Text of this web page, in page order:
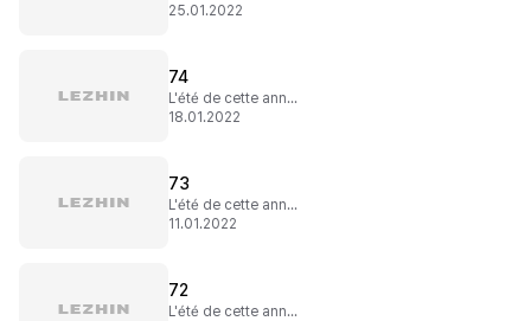
25.01.2022
74
L'été de cette année (9)
18.01.2022
73
L'été de cette année (8)
11.01.2022
72
L'été de cette année (7)